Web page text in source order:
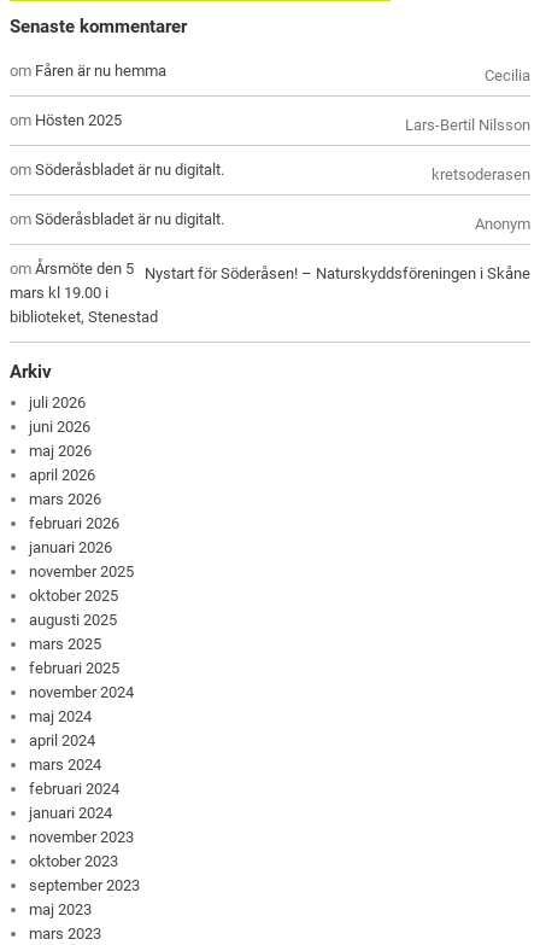
Senaste kommentarer
Cecilia
om Fåren är nu hemma
Lars-Bertil Nilsson
om Hösten 2025
kretsoderasen
omSöderåsbladet är nu digitalt.
Anonym
omSöderåsbladet är nu digitalt.
Nystart för Söderåsen! – Naturskyddsföreningen i Skåne
omÅrsmöte den 5
mars kl 19.00 i
biblioteket, Stenestad
Arkiv
juli 2026
juni 2026
maj 2026
april 2026
mars 2026
februari 2026
januari 2026
november 2025
oktober 2025
augusti 2025
mars 2025
februari 2025
november 2024
maj 2024
april 2024
mars 2024
februari 2024
januari 2024
november 2023
oktober 2023
september 2023
maj 2023
mars 2023